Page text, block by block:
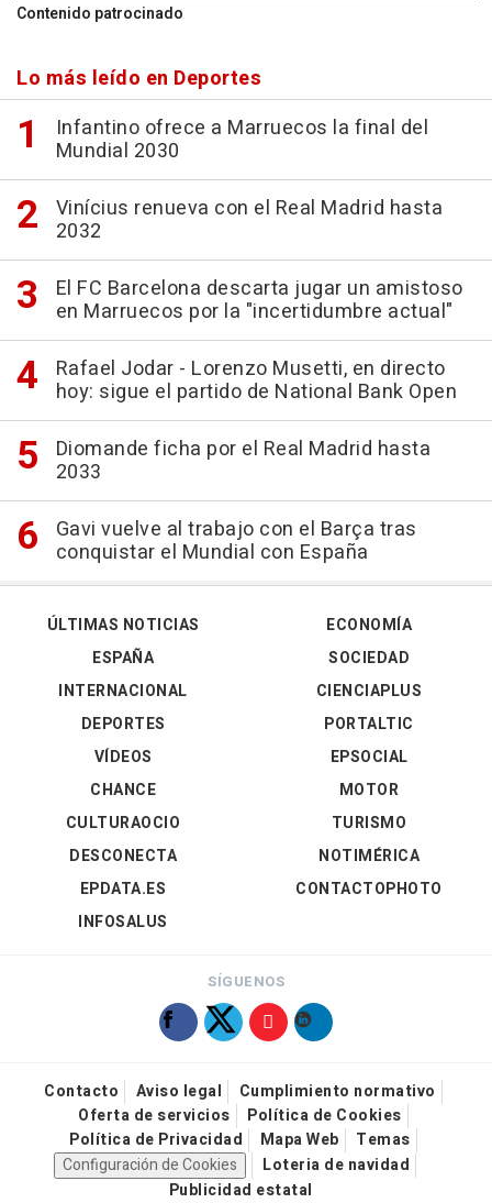
Contenido patrocinado
Lo más leído en Deportes
Infantino ofrece a Marruecos la final del
Mundial 2030
Vinícius renueva con el Real Madrid hasta
2032
El FC Barcelona descarta jugar un amistoso
en Marruecos por la "incertidumbre actual"
Rafael Jodar - Lorenzo Musetti, en directo
hoy: sigue el partido de National Bank Open
Diomande ficha por el Real Madrid hasta
2033
Gavi vuelve al trabajo con el Barça tras
conquistar el Mundial con España
ÚLTIMAS NOTICIAS
ESPAÑA
INTERNACIONAL
DEPORTES
VÍDEOS
ECONOMÍA
SOCIEDAD
CIENCIAPLUS
PORTALTIC
EPSOCIAL
CHANCE
CULTURAOCIO
DESCONECTA
EPDATA.ES
INFOSALUS
MOTOR
TURISMO
NOTIMÉRICA
CONTACTOPHOTO
SÍGUENOS
Contacto Aviso legal
Cumplimiento normativo
Oferta de servicios
Política de Cookies
Política de Privacidad
Mapa Web
Temas
Configuración de Cookies
Loteria de navidad
Publicidad estatal